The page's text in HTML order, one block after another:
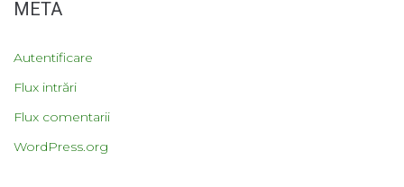
META
Autentificare
Flux intrări
Flux comentarii
WordPress.org